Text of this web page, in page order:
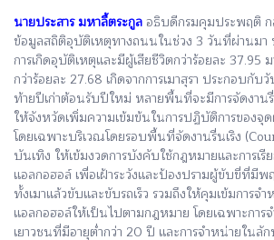
นายประสาร มหาลี้ตระกูล อธิบดีกรมคุมประพฤติ ก
ข้อมูลสถิติอุบัติเหตุทางถนนในช่วง 3 วันที่ผ่านมา
การเกิดอุบัติเหตุและมีผู้เสียชีวิตกว่าร้อยละ 37.95 ม
กว่าร้อยละ 27.68 เกิดจากการเมาสุรา ประกอบกั
ท้ายปีเก่าต้อนรับปีใหม่ หลายพื้นที่จะมีการจัดงานรื่
ให้จังหวัดเพิ่มความเข้มข้นในการปฏิบัติการของจุ
โดยเฉพาะบริเวณโดยรอบพื้นที่จัดงานรื่นเริง
บันเทิง ให้เข้มงวดการบังคับใช้กฎหมายและการเรี
แอลกอฮอล์ เพื่อเฝ้าระวังและป้องปรามผู้ขับขี่ที่มีพ
ทั้งเมาแล้วขับและขับรถเร็ว รวมถึงให้คุมเข้มการจ
แอลกอฮอล์ให้เป็นไปตามกฎหมาย โดยเฉพาะการ
เยาวชนที่มีอายุต่ำกว่า 20 ปี และการจำหน่ายในลั